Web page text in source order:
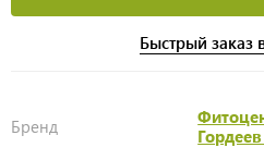
Быстрый заказ
Бренд